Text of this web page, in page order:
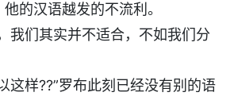
的汉语越发的不流利。
我们其实并不适合，不如我们分
这样??”罗布此刻已经没有别的语